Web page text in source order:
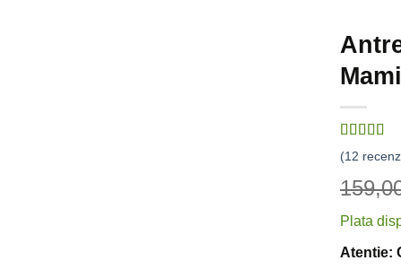
5.00din 5
(12
Atentie: